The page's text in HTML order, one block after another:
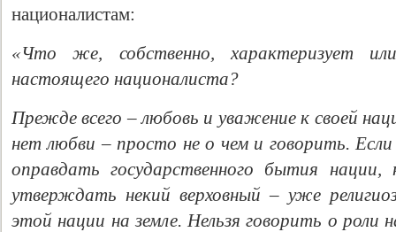
националистам:
«Что же, собственно, характеризует
настоящего националиста?
Прежде всего – любовь и уважение к своей
нет любви – просто не о чем и говорить.
оправдать государственного бытия
утверждать некий верховный – уже
этой нации на земле. Нельзя говорить о роли